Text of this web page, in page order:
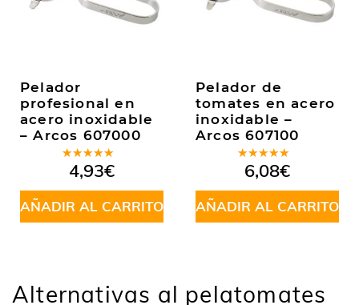
Pelador
profesional en
acero inoxidable
– Arcos 607000
Valorado
en5.00de
5
4,93€
AÑADIR AL CARRITO
Pelador de
tomates en acero
inoxidable –
Arcos 607100
Valorado
en5.00de
5
6,08€
AÑADIR AL CARRITO
Alternativas al pelatomates